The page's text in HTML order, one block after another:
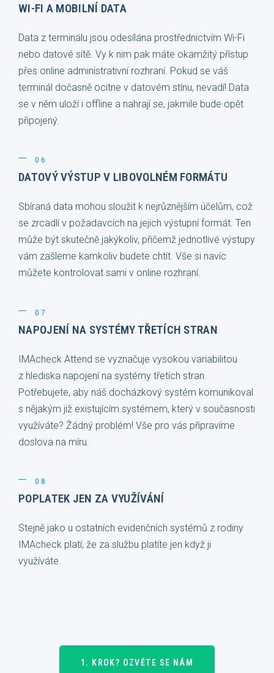
WI-FI A MOBILNÍ DATA
Data z terminálu jsou odesílána prostřednictvím Wi-Fi
nebo datové sítě. Vy k nim pak máte okamžitý přístup
přes online administrativní rozhraní. Pokud se váš
terminál dočasně ocitne v datovém stínu, nevadí! Data
se v něm uloží i offline a nahrají se, jakmile bude opět
připojený.
06
DATOVÝ VÝSTUP V LIBOVOLNÉM FORMÁTU
Sbíraná data mohou sloužit k nejrůznějším účelům, což
se zrcadlí v požadavcích na jejich výstupní formát. Ten
může být skutečně jakýkoliv, přičemž jednotlivé výstupy
vám zašleme kamkoliv budete chtít. Vše si navíc
můžete kontrolovat sami v online rozhraní.
07
NAPOJENÍ NA SYSTÉMY TŘETÍCH STRAN
IMAcheck Attend se vyznačuje vysokou variabilitou
z hlediska napojení na systémy třetích stran.
Potřebujete, aby náš docházkový systém komunikoval
s nějakým již existujícím systémem, který v současnosti
využíváte? Žádný problém! Vše pro vás připravíme
doslova na míru.
08
POPLATEK JEN ZA VYUŽÍVÁNÍ
Stejně jako u ostatních evidenčních systémů z rodiny
IMAcheck platí, že za službu platíte jen když ji
využíváte.
1. KROK? OZVĚTE SE NÁM